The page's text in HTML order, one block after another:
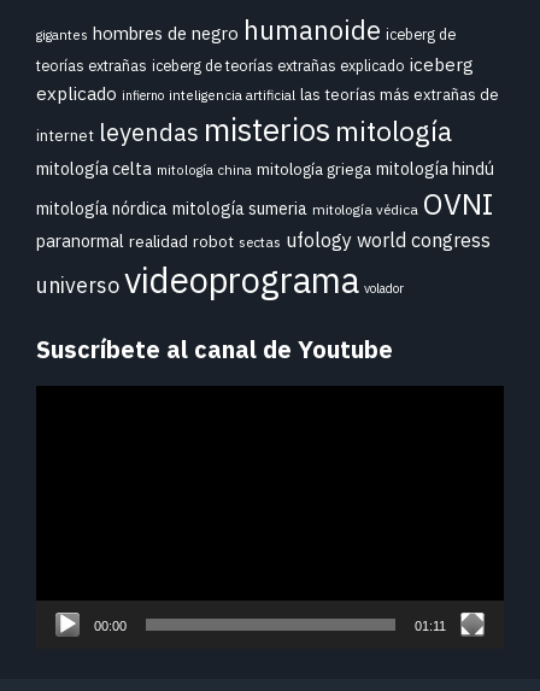
gigantes hombres de negro humanoide iceberg de
teorías extrañas iceberg de teorías extrañas explicado iceberg
explicado infierno inteligencia artificial las teorías más extrañas de
internet leyendas misterios mitología
mitología celta mitología china mitología griega mitología hindú
mitología nórdica mitología sumeria mitología védica OVNI
paranormal realidad robot sectas ufology world congress
universovideoprograma volador
Suscríbete al canal de Youtube
00:00 01:11